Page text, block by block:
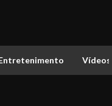
Vídeos